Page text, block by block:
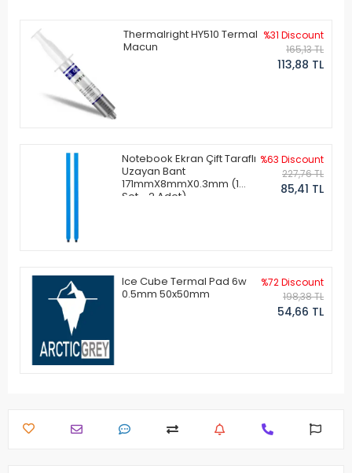
Thermalright HY510 Termal
Macun
%31 Discount
165,13 TL
113,88 TL
Notebook Ekran Çift Taraflı
Uzayan Bant
171mmX8mmX0.3mm (1
Set - 2 Adet)
%63 Discount
227,76 TL
85,41 TL
Ice Cube Termal Pad 6w
0.5mm 50x50mm
%72 Discount
198,38 TL
54,66 TL